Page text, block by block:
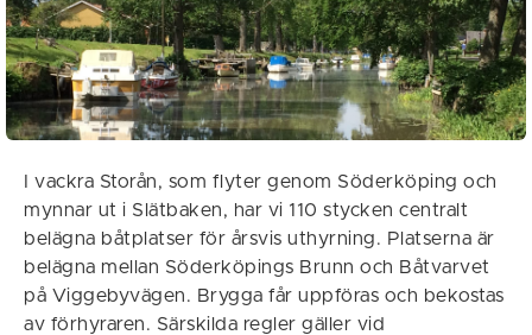
I vackra Storån, som flyter genom Söderköping och
mynnar ut i Slätbaken, har vi 110 stycken centralt
belägna båtplatser för årsvis uthyrning. Platserna är
belägna mellan Söderköpings Brunn och Båtvarvet
på Viggebyvägen. Brygga får uppföras och bekostas
av förhyraren. Särskilda regler gäller vid